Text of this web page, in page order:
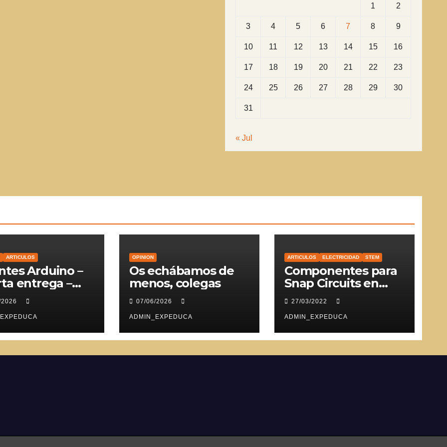
1 2
3 4 5 6 7 8 9
10 11 12 13 14 15 16
17 18 19 20 21 22 23
24 25 26 27 28 29 30
31
« Jul
ARTICULOS
Arduino –
entrega –
OPINION
Os echábamos de
menos, colegas
07/06/2026
ADMIN_EXPEDUCA
ARTICULOS ELECTRICIDAD STEM
Componentes para
Snap Circuits en
SVG
27/03/2022
ADMIN_EXPEDUCA